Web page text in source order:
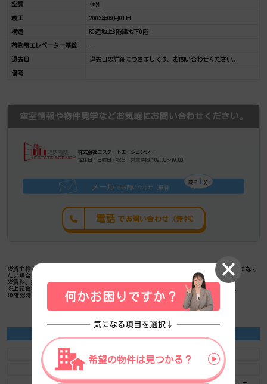
空調 個別
竣工 2003年09月01日
構造 RC造地上8階建地下0階
荷物用エレベーター基数 ー
退去日 退去日の詳細につきましては、お問い合わせください。
備考
空室情報や物件見学などお気軽にお問い合わせください。
株式会社エステートエージェンシー
定休日：日曜日・祝日 営業時間：09:00～19:00
でお問い合わせ（無料）
メール
簡単 分
1
電話 でお問い合わせ（無料）
※貸主様からのご要望の為、条件を未公開としている場合がございます。詳しくお聞きになり
たい場合は、弊社までご連絡ください。
※賃料、共益費、礼金、その他費用には別途消費税が掛かります。
※上記金額は募集条件です。条件交渉などについてはお気軽にお問い合わせください。
※確認時点での情報のため、リアルタイム情報はお問合せください。
1棟貸可能 大型EV
大型駐車場 傘いらず